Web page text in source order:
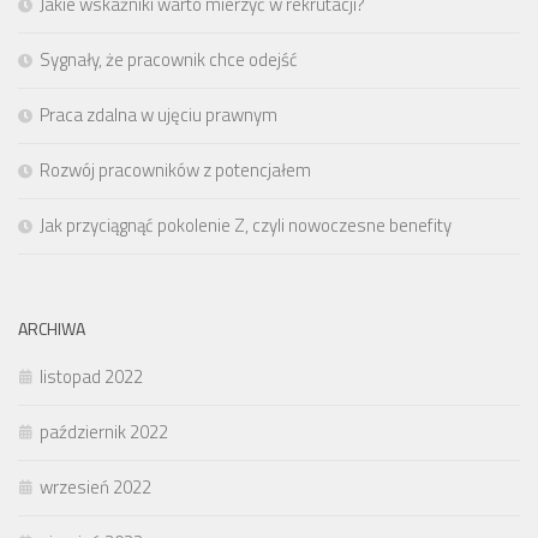
Sygnały, że pracownik chce odejść
Praca zdalna w ujęciu prawnym
Rozwój pracowników z potencjałem
Jak przyciągnąć pokolenie Z, czyli nowoczesne benefity
ARCHIWA
listopad 2022
październik 2022
wrzesień 2022